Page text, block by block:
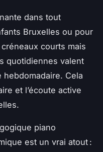
dans tout
Bruxelles ou pour
courts mais
quotidiennes valent
hebdomadaire. Cela
et l’écoute active
piano
est un vrai atout :